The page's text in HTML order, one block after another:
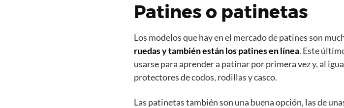
Patines o patinetas
Los modelos que hay en el mercado de patines son
ruedasy también están los patines en línea. Este
usarse para aprender a patinar por primera vez y, al
protectores de codos, rodillas y casco.
Las patinetas también son una buena opción, las de